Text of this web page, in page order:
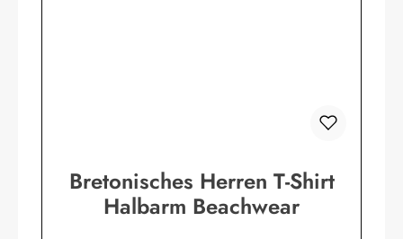
Bretonisches Herren T-Shirt
Halbarm Beachwear